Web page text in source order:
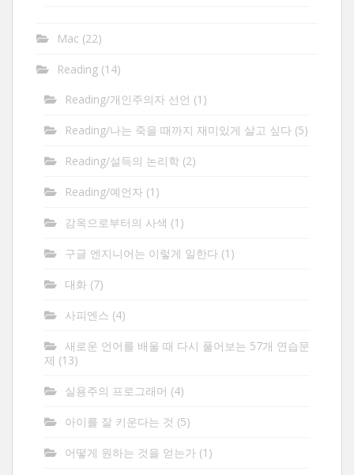
Mac (22)
Reading (14)
Reading/개인주의자 선언 (1)
Reading/나는 죽을 때까지 재미있게 살고 싶다 (5)
Reading/설득의 논리학 (2)
Reading/예언자 (1)
감옥으로부터의 사색 (1)
구글 엔지니어는 이렇게 일한다 (1)
대화 (7)
사피엔스 (4)
새로운 언어를 배울 때 다시 풀어보는 57개 연습문
제 (13)
실용주의 프로그래머 (4)
아이를 잘 키운다는 것 (5)
어떻게 원하는 것을 얻는가 (1)